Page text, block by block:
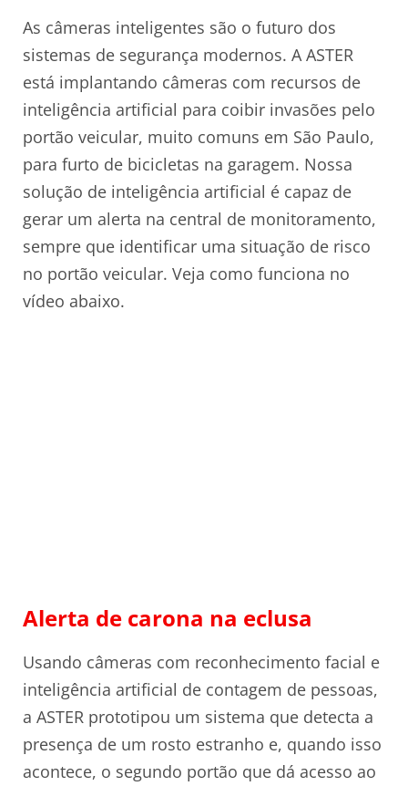
As câmeras inteligentes são o futuro dos
sistemas de segurança modernos. A ASTER
está implantando câmeras com recursos de
inteligência artificial para coibir invasões pelo
portão veicular, muito comuns em São Paulo,
para furto de bicicletas na garagem. Nossa
solução de inteligência artificial é capaz de
gerar um alerta na central de monitoramento,
sempre que identificar uma situação de risco
no portão veicular. Veja como funciona no
vídeo abaixo.
Alerta de carona na eclusa
Usando câmeras com reconhecimento facial e
inteligência artificial de contagem de pessoas,
a ASTER prototipou um sistema que detecta a
presença de um rosto estranho e, quando isso
acontece, o segundo portão que dá acesso ao